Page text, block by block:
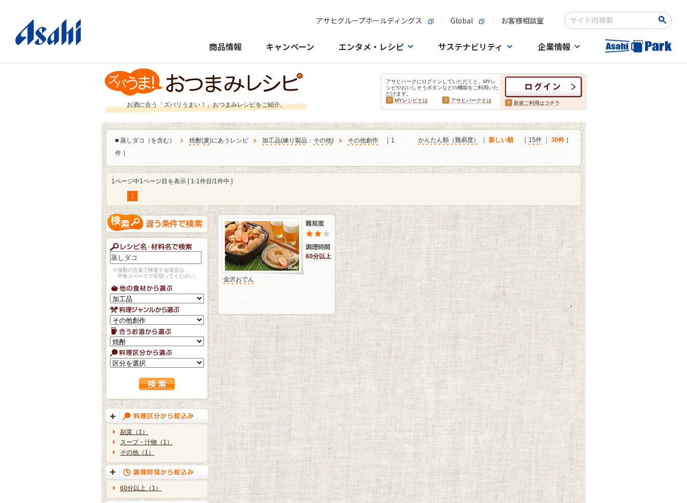
アサヒグループホールディングス Global お客様相談室
検索キーワード入力
商品情報 キャンペーン エンタメ・レシピ サステナビリティ 企業情報
お酒に合う「ズバリうまい！」おつまみレシピをご紹介。
アサヒパークにログインしていただくと、MYレ
シピやおいしそうボタンなどの機能をご利用いた
だけます。
MYレシピとは
アサヒパークとは 新規ご利用はコチラ
■ 蒸しダコ（を含む） 焼酎(麦)にあうレシピ 加工品(練り製品 ： その他) その他創作
［ 1
件 ］
かんたん順（難易度） 新しい順 ［ 15件 30件 ］
1ページ中1ページ目を表示 [ 1-1件目/1件中 ]
1
※複数の言葉で検索する場合は、
半角スペースで区切ってください。
副菜（1）
スープ・汁物（1）
その他（1）
60分以上（1）
60分以上
金沢おでん